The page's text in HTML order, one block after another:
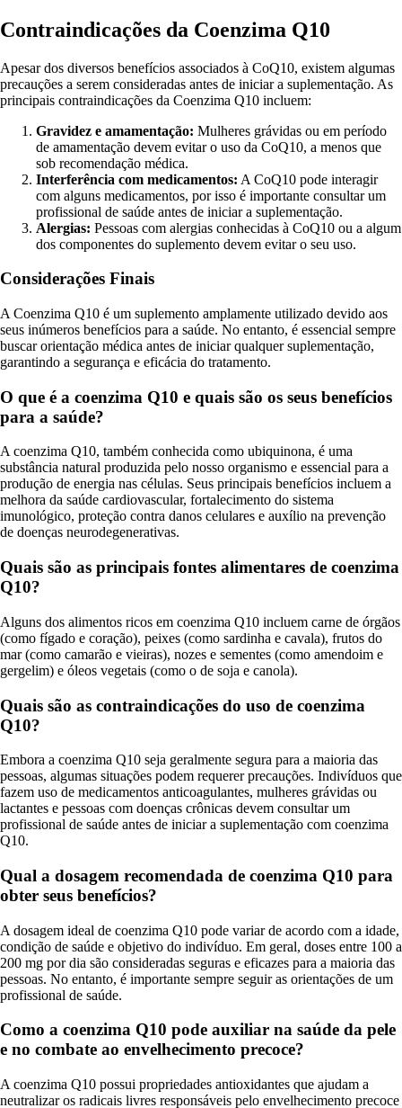
Contraindicações da Coenzima Q10
Apesar dos diversos benefícios associados à CoQ10, existem algumas
precauções a serem consideradas antes de iniciar a suplementação. As
principais contraindicações da Coenzima Q10 incluem:
Gravidez e amamentação: Mulheres grávidas ou em período
de amamentação devem evitar o uso da CoQ10, a menos que
sob recomendação médica.
Interferência com medicamentos: A CoQ10 pode interagir
com alguns medicamentos, por isso é importante consultar um
profissional de saúde antes de iniciar a suplementação.
Alergias: Pessoas com alergias conhecidas à CoQ10 ou a algum
dos componentes do suplemento devem evitar o seu uso.
Considerações Finais
A Coenzima Q10 é um suplemento amplamente utilizado devido aos
seus inúmeros benefícios para a saúde. No entanto, é essencial sempre
buscar orientação médica antes de iniciar qualquer suplementação,
garantindo a segurança e eficácia do tratamento.
O que é a coenzima Q10 e quais são os seus benefícios
para a saúde?
A coenzima Q10, também conhecida como ubiquinona, é uma
substância natural produzida pelo nosso organismo e essencial para a
produção de energia nas células. Seus principais benefícios incluem a
melhora da saúde cardiovascular, fortalecimento do sistema
imunológico, proteção contra danos celulares e auxílio na prevenção
de doenças neurodegenerativas.
Quais são as principais fontes alimentares de coenzima
Q10?
Alguns dos alimentos ricos em coenzima Q10 incluem carne de órgãos
(como fígado e coração), peixes (como sardinha e cavala), frutos do
mar (como camarão e vieiras), nozes e sementes (como amendoim e
gergelim) e óleos vegetais (como o de soja e canola).
Quais são as contraindicações do uso de coenzima
Q10?
Embora a coenzima Q10 seja geralmente segura para a maioria das
pessoas, algumas situações podem requerer precauções. Indivíduos que
fazem uso de medicamentos anticoagulantes, mulheres grávidas ou
lactantes e pessoas com doenças crônicas devem consultar um
profissional de saúde antes de iniciar a suplementação com coenzima
Q10.
Qual a dosagem recomendada de coenzima Q10 para
obter seus benefícios?
A dosagem ideal de coenzima Q10 pode variar de acordo com a idade,
condição de saúde e objetivo do indivíduo. Em geral, doses entre 100 a
200 mg por dia são consideradas seguras e eficazes para a maioria das
pessoas. No entanto, é importante sempre seguir as orientações de um
profissional de saúde.
Como a coenzima Q10 pode auxiliar na saúde da pele
e no combate ao envelhecimento precoce?
A coenzima Q10 possui propriedades antioxidantes que ajudam a
neutralizar os radicais livres responsáveis pelo envelhecimento precoce